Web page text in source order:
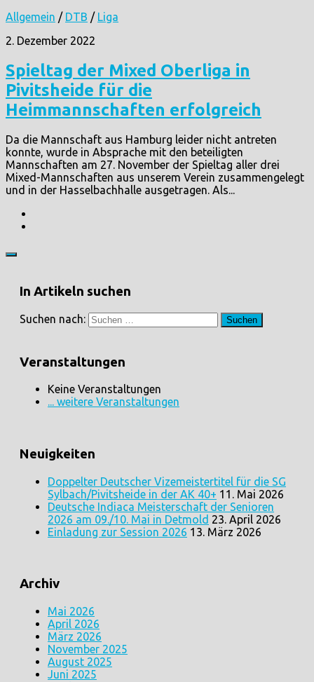
Allgemein / DTB / Liga
2. Dezember 2022
Spieltag der Mixed Oberliga in
Pivitsheide für die
Heimmannschaften erfolgreich
Da die Mannschaft aus Hamburg leider nicht antreten
konnte, wurde in Absprache mit den beteiligten
Mannschaften am 27. November der Spieltag aller drei
Mixed-Mannschaften aus unserem Verein zusammengelegt
und in der Hasselbachhalle ausgetragen. Als...
In Artikeln suchen
Suchen nach:
Veranstaltungen
Keine Veranstaltungen
... weitere Veranstaltungen
Neuigkeiten
Doppelter Deutscher Vizemeistertitel für die SG
Sylbach/Pivitsheide in der AK 40+ 11. Mai 2026
Deutsche Indiaca Meisterschaft der Senioren
2026 am 09./10. Mai in Detmold 23. April 2026
Einladung zur Session 2026 13. März 2026
Archiv
Mai 2026
April 2026
März 2026
November 2025
August 2025
Juni 2025